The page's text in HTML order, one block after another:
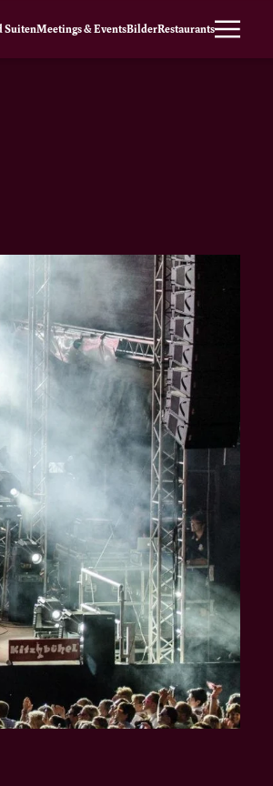
SuitenMeetings & EventsBilderRestaurants